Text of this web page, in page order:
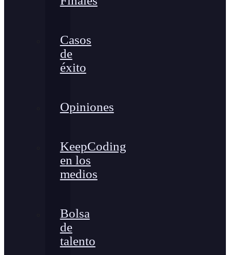
Casos
de
éxito
Opiniones
KeepCoding
en los
medios
Bolsa
de
talento